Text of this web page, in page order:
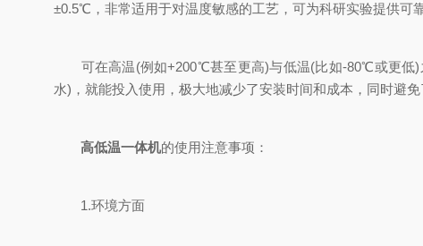
±0.5℃，非常适用于对温度敏感的工艺，可为科研实验提供可
可在高温(例如+200℃甚至更高)与低温(比如-80℃或更低)
水)，就能投入使用，极大地减少了安装时间和成本，同时避
高低温一体机的使用注意事项：
1.环境方面